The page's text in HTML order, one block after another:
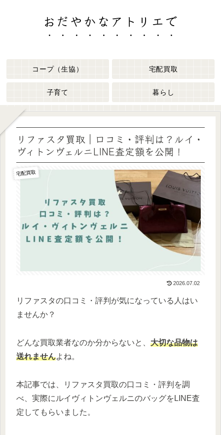
おだやかなアトリエで
コープ（生協） 宅配買取
子育て 暮らし
リファスタ買取｜口コミ・評判は？ルイ・
ヴィトンヴェルニLINE査定額を公開！
宅配買取
2026.07.02
リファスタの口コミ・評判が気になっている人はい
ませんか？
どんな買取業者なのか分からないと、 大切な品物は
送れませんよね。
本記事では、リファスタ買取の口コミ・評判を調
べ、実際にルイヴィトンヴェルニのバッグをLINE査
定してもらいました。